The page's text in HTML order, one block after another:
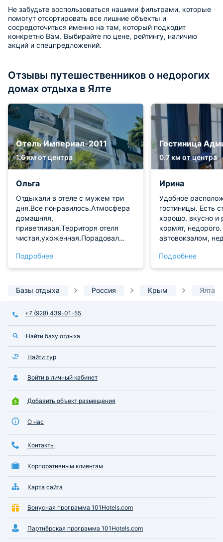
Не забудьте воспользоваться нашими фильтрами, которые
помогут отсортировать все лишние объекты и
сосредоточиться именно на там, который подходит
конкретно Вам. Выбирайте по цене, рейтингу, наличию
акций и спецпредложений.
Отзывы путешественников о недорогих
домах отдыха в Ялте
Отель Империал-2011
1.6 км от центра
Ольга
Отдыхали в отеле с мужем три
дня.Все понравилось.Атмосфера
домашняя,
приветливая.Территоря отеля
чистая,ухоженная.Порадовал
нас было включено
(полупансион),завтрак шведский
Отель находится рядом с
тихий, семейный, душевный
отдых-Вам обязательно нужно в
"Империал-2011"
Подробнее
Гостиница
0.7 км от центра
Ирина
Удобное
гостиницы. Есть
хорошо, вкусно и
кормят,
автовокзалом,
пляжа. Везде
пешком, не
морскую
Подробнее
Базы отдыха Россия Крым Ялта
+7 (928) 439-01-55
Найти базу отдыха
Найти тур
Войти в личный кабинет
Добавить объект размещения
О нас
Контакты
Корпоративным клиентам
Карта сайта
Бонусная программа 101Hotels.com
Партнёрская программа 101Hotels.com